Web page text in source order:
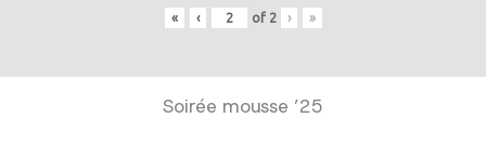
« ‹ of 2 › »
Soirée mousse ’25